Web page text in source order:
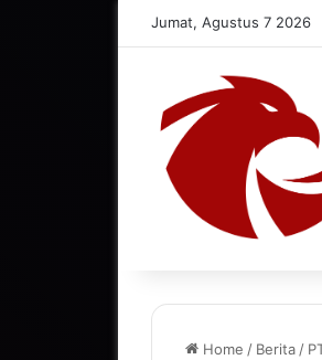
Jumat, Agustus 7 2026
Home / Berita /